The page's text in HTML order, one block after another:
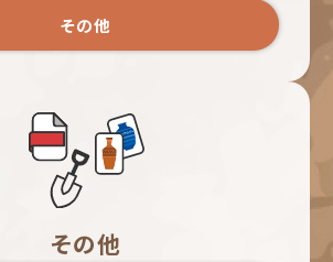
その他
その他